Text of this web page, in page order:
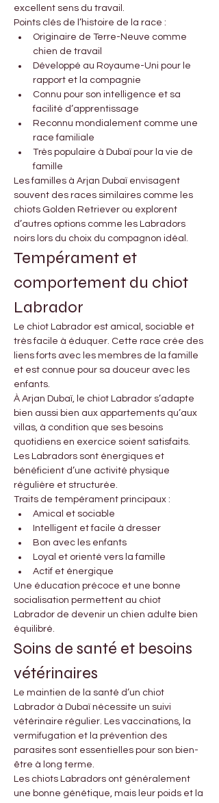
excellent sens du travail.
Points clés de l’histoire de la race :
Originaire de Terre-Neuve comme
chien de travail
Développé au Royaume-Uni pour le
rapport et la compagnie
Connu pour son intelligence et sa
facilité d’apprentissage
Reconnu mondialement comme une
race familiale
Très populaire à Dubaï pour la vie de
famille
Les familles à Arjan Dubaï envisagent
souvent des races similaires comme les
chiots Golden Retriever ou explorent
d’autres options comme les Labradors
noirs lors du choix du compagnon idéal.
Tempérament et
comportement du chiot
Labrador
Le chiot Labrador est amical, sociable et
très facile à éduquer. Cette race crée des
liens forts avec les membres de la famille
et est connue pour sa douceur avec les
enfants.
À Arjan Dubaï, le chiot Labrador s’adapte
bien aussi bien aux appartements qu’aux
villas, à condition que ses besoins
quotidiens en exercice soient satisfaits.
Les Labradors sont énergiques et
bénéficient d’une activité physique
régulière et structurée.
Traits de tempérament principaux :
Amical et sociable
Intelligent et facile à dresser
Bon avec les enfants
Loyal et orienté vers la famille
Actif et énergique
Une éducation précoce et une bonne
socialisation permettent au chiot
Labrador de devenir un chien adulte bien
équilibré.
Soins de santé et besoins
vétérinaires
Le maintien de la santé d’un chiot
Labrador à Dubaï nécessite un suivi
vétérinaire régulier. Les vaccinations, la
vermifugation et la prévention des
parasites sont essentielles pour son bien-
être à long terme.
Les chiots Labradors ont généralement
une bonne génétique, mais leur poids et la